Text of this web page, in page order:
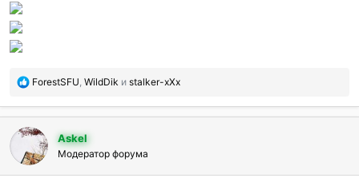
П
б
а
г
о
ForestSFU, WildDik и stalker-xXx
Askel
Модератор форума